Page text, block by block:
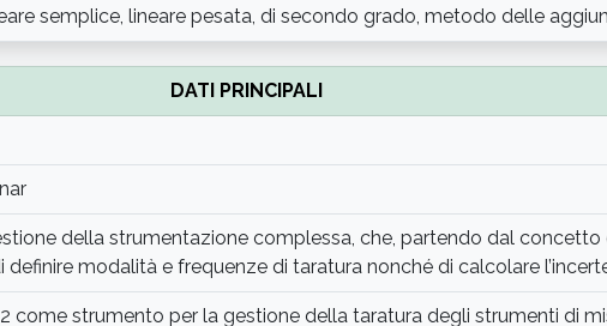
semplice, lineare pesata, di secondo grado, metodo delle
DATI PRINCIPALI
della strumentazione complessa, che, partendo dal
definire modalità e frequenze di taratura nonché di calcolare
come strumento per la gestione della taratura degli strumenti di